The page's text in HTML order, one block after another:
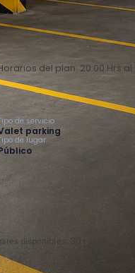
del plan: 20:00 Hrs al
disponibles: 30+
de servicio
parking
de lugar